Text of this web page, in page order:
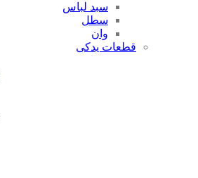
سبد لباس
سطل
وان
قطعات یدکی